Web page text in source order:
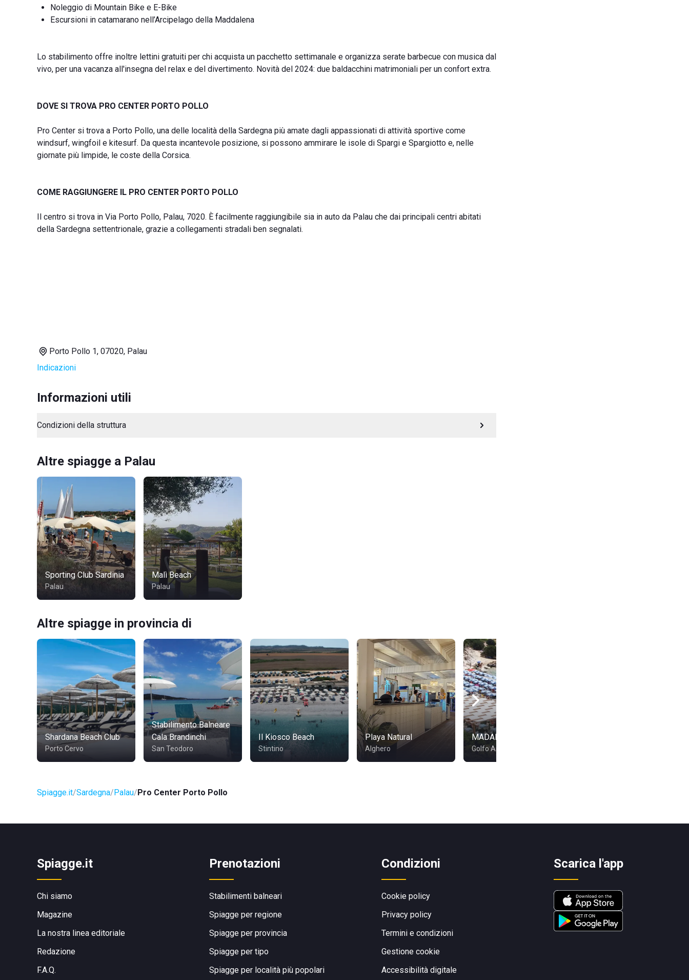
Noleggio di Mountain Bike e E-Bike
Escursioni in catamarano nell’Arcipelago della Maddalena
Lo stabilimento offre inoltre lettini gratuiti per chi acquista un pacchetto settimanale e organizza serate barbecue con musica dal
vivo, per una vacanza all'insegna del relax e del divertimento. Novità del 2024: due baldacchini matrimoniali per un confort extra.
DOVE SI TROVA PRO CENTER PORTO POLLO
Pro Center si trova a Porto Pollo, una delle località della Sardegna più amate dagli appassionati di attività sportive come
windsurf, wingfoil e kitesurf. Da questa incantevole posizione, si possono ammirare le isole di Spargi e Spargiotto e, nelle
giornate più limpide, le coste della Corsica.
COME RAGGIUNGERE IL PRO CENTER PORTO POLLO
Il centro si trova in Via Porto Pollo, Palau, 7020. È facilmente raggiungibile sia in auto da Palau che dai principali centri abitati
della Sardegna settentrionale, grazie a collegamenti stradali ben segnalati.
Porto Pollo 1, 07020, Palau
Indicazioni
Informazioni utili
Condizioni della struttura
Altre spiagge a Palau
Sporting Club Sardinia
Palau
Malì Beach
Palau
Altre spiagge in provincia di
Shardana Beach Club
Porto Cervo
Stabilimento Balneare
Cala Brandinchi
San Teodoro
Il Kiosco Beach
Stintino
Playa Natural
Alghero
MADALUBE
Golfo Aranci
Spiagge.it Sardegna Palau Pro Center Porto Pollo
Spiagge.it
Chi siamo
Magazine
La nostra linea editoriale
Redazione
F.A.Q.
Prenotazioni
Stabilimenti balneari
Spiagge per regione
Spiagge per provincia
Spiagge per tipo
Spiagge per località più popolari
Condizioni
Cookie policy
Privacy policy
Termini e condizioni
Gestione cookie
Accessibilità digitale
Scarica l'app